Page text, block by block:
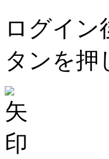
ログイン
タンを押